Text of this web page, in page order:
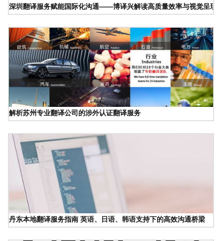
深圳翻译服务赋能国际化沟通——博译兴解读高质量效率与视觉呈现
解析苏州专业翻译公司的涉外认证翻译服务
丹东本地翻译服务指南 英语、日语、韩语支持下的高效沟通桥梁